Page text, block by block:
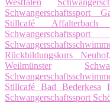
Schwangerschaftssport
Stillcafé Affalterbach
Rückbildungskurs
Weilmünster
Stillcafé Bad Bederkesa
Schwangerschaftssport